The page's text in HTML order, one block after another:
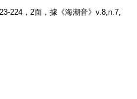
224，2面，據《海潮音》v.8,n.7,